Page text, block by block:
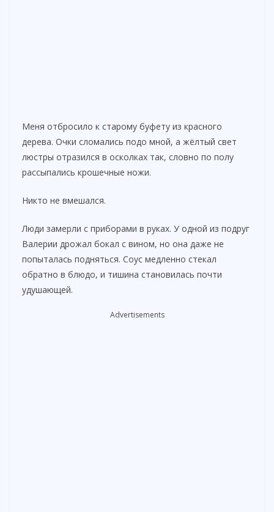
Меня отбросило к старому буфету из красного
дерева. Очки сломались подо мной, а жёлтый свет
люстры отразился в осколках так, словно по полу
рассыпались крошечные ножи.
Никто не вмешался.
Люди замерли с приборами в руках. У одной из подруг
Валерии дрожал бокал с вином, но она даже не
попыталась подняться. Соус медленно стекал
обратно в блюдо, и тишина становилась почти
удушающей.
Advertisements